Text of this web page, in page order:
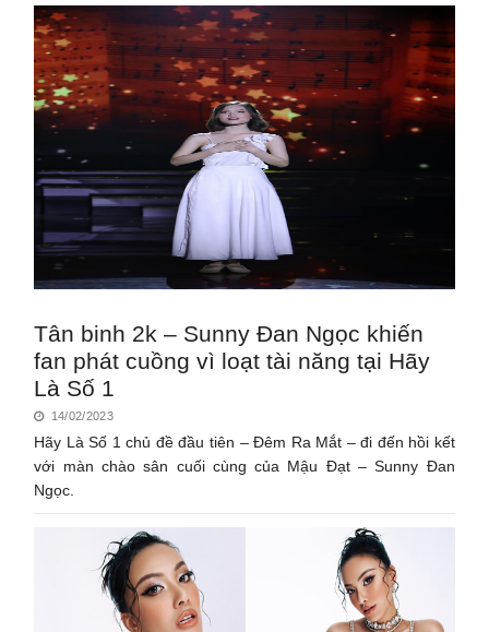
Tân binh 2k – Sunny Đan Ngọc khiến
fan phát cuồng vì loạt tài năng tại Hãy
Là Số 1
14/02/2023
Hãy Là Số 1 chủ đề đầu tiên – Đêm Ra Mắt – đi đến hồi kết
với màn chào sân cuối cùng của Mậu Đạt – Sunny Đan
Ngọc.